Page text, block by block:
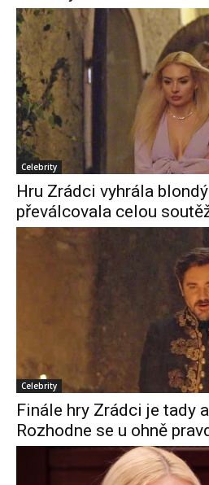
Celebrity
Hru Zrádci vyhrála
převálcovala celou
Celebrity
Finále hry Zrádci je tady
Rozhodne se u ohně